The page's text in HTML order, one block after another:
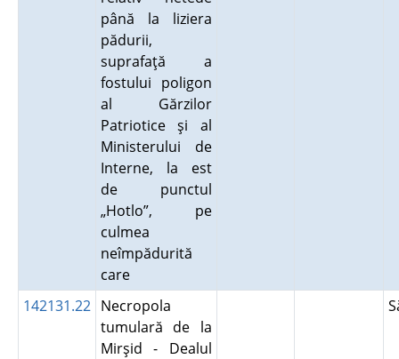
până la liziera
pădurii,
suprafaţă a
fostului poligon
al Gărzilor
Patriotice şi al
Ministerului de
Interne, la est
de punctul
„Hotlo”, pe
culmea
neîmpădurită
care
142131.22 Necropola
tumulară de la
Mirşid - Dealul